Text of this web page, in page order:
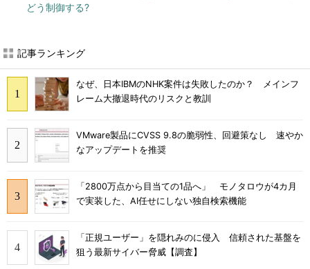
どう制御する?
記事ランキング
なぜ、日本IBMのNHK案件は失敗したのか？ メインフ
レーム大撤退時代のリスクと教訓
VMware製品にCVSS 9.8の脆弱性、回避策なし 速やか
なアップデートを推奨
「2800万点から目当ての1品へ」 モノタロウが4カ月
で実装した、AI任せにしない独自検索機能
「正規ユーザー」を隠れみのに侵入 信頼された基盤を
狙う最新サイバー脅威【調査】